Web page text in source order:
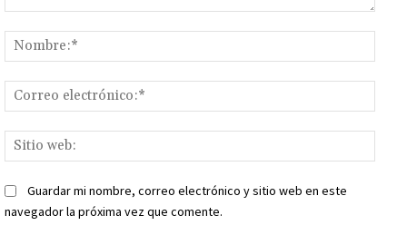
web:
Guardar mi nombre, correo electrónico y sitio web en este
navegador la próxima vez que comente.